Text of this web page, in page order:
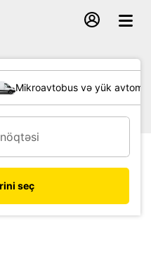
Mikroavtobus və yük
seç